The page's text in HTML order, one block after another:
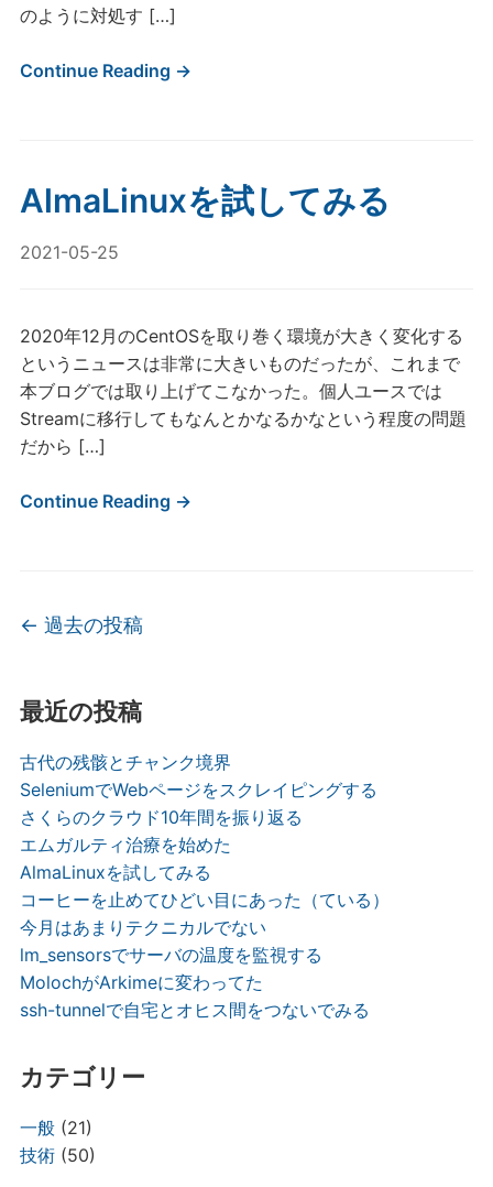
最近の投稿
古代の残骸とチャンク境界
SeleniumでWebページをスクレイピングする
さくらのクラウド10年間を振り返る
エムガルティ治療を始めた
AlmaLinuxを試してみる
コーヒーを止めてひどい目にあった（ている）
今月はあまりテクニカルでない
lm_sensorsでサーバの温度を監視する
MolochがArkimeに変わってた
ssh-tunnelで自宅とオヒス間をつないでみる
カテゴリー
一般(21)
技術(50)
のように対処す […]
Continue Reading →
AlmaLinuxを試してみる
2021-05-25
2020年12月のCentOSを取り巻く環境が大きく変化する
というニュースは非常に大きいものだったが、これまで
本ブログでは取り上げてこなかった。個人ユースでは
Streamに移行してもなんとかなるかなという程度の問題
だから […]
Continue Reading →
投稿ナビゲーション
← 過去の投稿